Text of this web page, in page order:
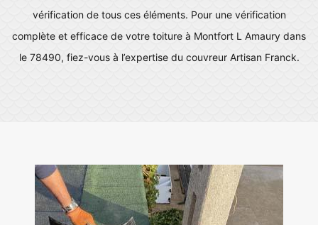
vérification de tous ces éléments. Pour une vérification
complète et efficace de votre toiture à Montfort L Amaury dans
le 78490, fiez-vous à l’expertise du couvreur Artisan Franck.